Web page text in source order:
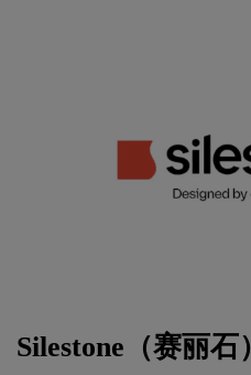
Silestone（赛丽石